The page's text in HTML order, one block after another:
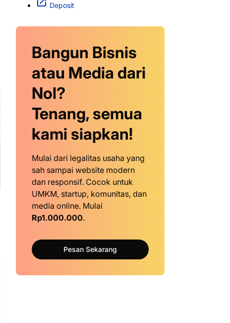
Deposit
Bangun Bisnis
atau Media dari
Nol?
Tenang, semua
kami siapkan!
Mulai dari legalitas usaha yang
sah sampai website modern
dan responsif. Cocok untuk
UMKM, startup, komunitas, dan
media online. Mulai
Rp1.000.000.
Pesan Sekarang